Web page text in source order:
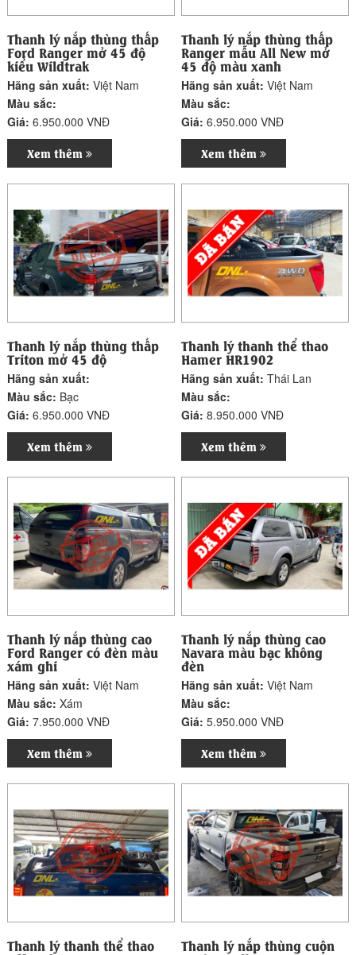
Thanh lý nắp thùng thấp
Ford Ranger mở 45 độ
kiểu Wildtrak
Hãng sản xuất:Việt Nam
Màu sắc:
Giá:6.950.000 VNĐ
Xem thêm
Thanh lý nắp thùng thấp
Ranger mẫu All New mở
45 độ màu xanh
Hãng sản xuất:Việt Nam
Màu sắc:
Giá:6.950.000 VNĐ
Xem thêm
Thanh lý nắp thùng thấp
Triton mở 45 độ
Hãng sản xuất:
Màu sắc: Bạc
Giá:6.950.000 VNĐ
Xem thêm
Thanh lý thanh thể thao
Hamer HR1902
Hãng sản xuất:Thái Lan
Màu sắc:
Giá:8.950.000 VNĐ
Xem thêm
Thanh lý nắp thùng cao
Ford Ranger có đèn màu
xám ghi
Hãng sản xuất:Việt Nam
Màu sắc:Xám
Giá:7.950.000 VNĐ
Xem thêm
Thanh lý nắp thùng cao
Navara màu bạc không
đèn
Hãng sản xuất:Việt Nam
Màu sắc:
Giá:5.950.000 VNĐ
Xem thêm
Thanh lý thanh thể thao Thanh lý nắp thùng cuộn